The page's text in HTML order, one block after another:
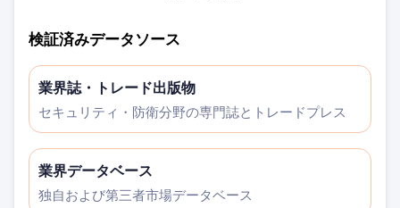
検証済みデータソース
業界誌・トレード出版物
セキュリティ・防衛分野の専門誌とトレードプレス
業界データベース
独自および第三者市場データベース